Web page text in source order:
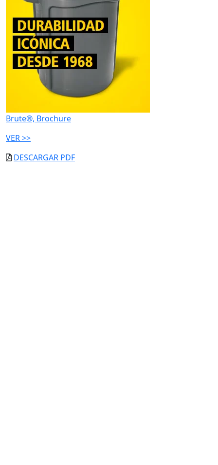
Brute®, Brochure
VER >>
DESCARGAR PDF